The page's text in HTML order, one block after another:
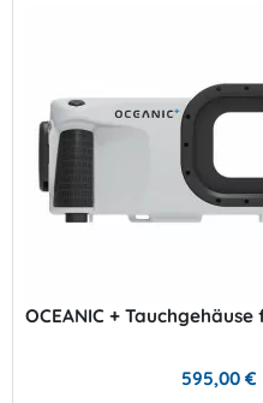
OCEANIC +
595,00 €